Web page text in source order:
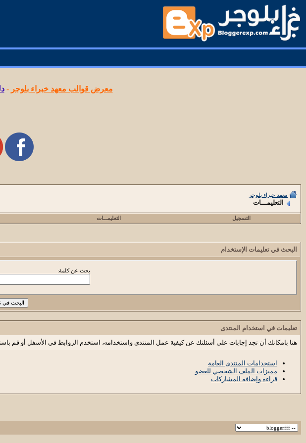
معرض قوالب معهد خبراء بلوجر -
معهد خبراء بلوجر
التعليمـــات
التسجيل التعليمـــات
البحث في تعليمات الإستخدام
بحث عن كلمة:
تعليمات في استخدام المنتدى
هنا بامكانك أن تجد إجابات على أسئلتك عن كيفية عمل المنتدى واستخدامه، استخدم الروابط في الأسفل أو قم
استخدامات المنتدى العامة
مميزات الملف الشخصي للعضو
قراءة وإضافة المشاركات